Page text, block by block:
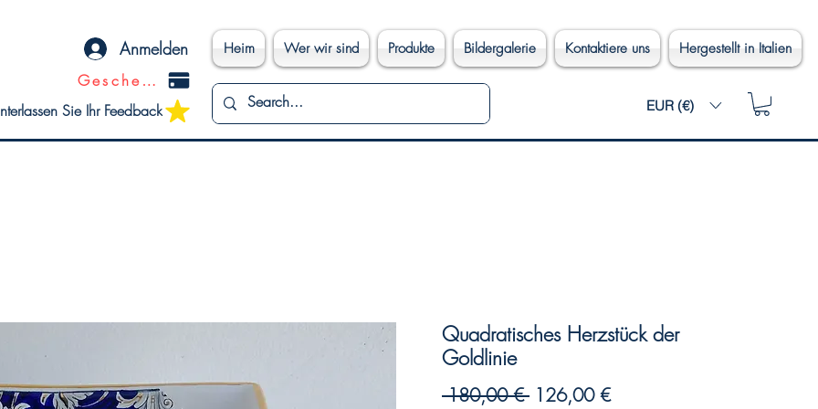
Anmelden Heim Wer wir sind Produkte Bildergalerie Kontaktiere uns Hergestellt in Italien
Geschenkkarte
Sie Ihr Feedback
EUR (€)
Quadratisches Herzstück der
Goldlinie
180,00 € Standardpreis
126,00 €Sale-